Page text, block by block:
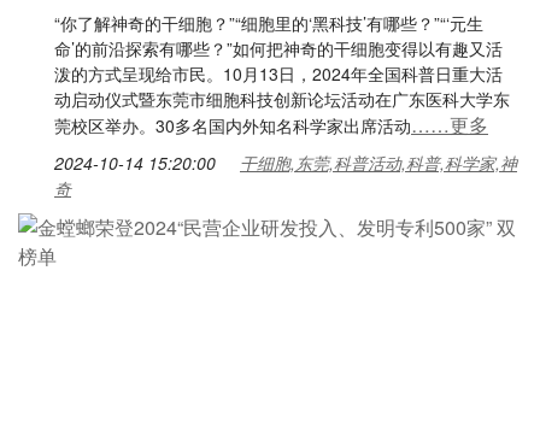
“你了解神奇的干细胞？”“细胞里的‘黑科技’有哪些？”“‘元生
命’的前沿探索有哪些？”如何把神奇的干细胞变得以有趣又活
泼的方式呈现给市民。10月13日，2024年全国科普日重大活
动启动仪式暨东莞市细胞科技创新论坛活动在广东医科大学东
莞校区举办。30多名国内外知名科学家出席活动……更多
2024-10-14 15:20:00
干细胞,东莞,科普活动,科普,科学家,神
奇